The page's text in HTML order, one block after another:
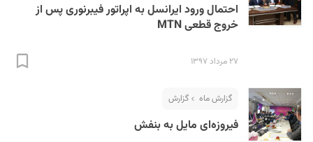
احتمال ورود ایرانسل به اپراتور فیبرنوری پس از
خروج قطعی MTN
۲۷ مرداد ۱۳۹۷
گزارش ماه گزارش
فیروزه‌ای مایل به بنفش